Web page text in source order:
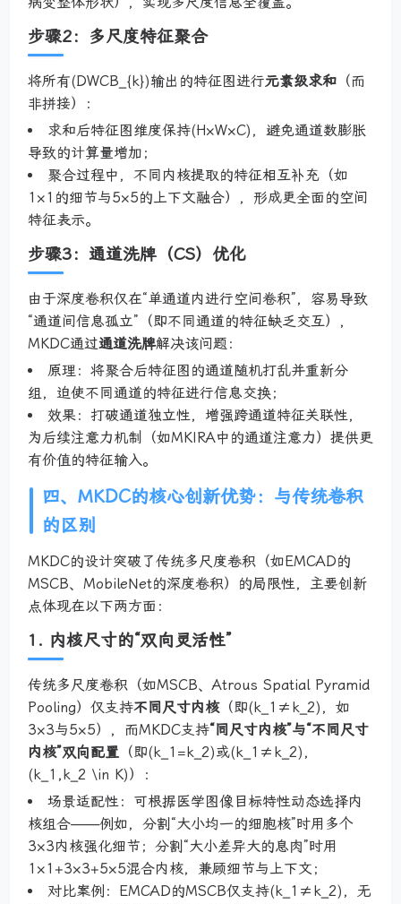
步骤2：多尺度特征聚合
将所有(DWCB_{k})输出的特征图进行元素级求和 （而
非拼接）：
求和后特征图维度保持(H×W×C)，避免通道数膨胀
导致的计算量增加；
聚合过程中，不同内核提取的特征相互补充（如
1×1的细节与5×5的上下文融合），形成更全面的空间
特征表示。
步骤3：通道洗牌（CS）优化
由于深度卷积仅在“单通道内进行空间卷积”，容易导致
“通道间信息孤立”（即不同通道的特征缺乏交互），
MKDC通过通道洗牌解决该问题：
原理：将聚合后特征图的通道随机打乱并重新分
组，迫使不同通道的特征进行信息交换；
效果：打破通道独立性，增强跨通道特征关联性，
为后续注意力机制（如MKIRA中的通道注意力）提供更
有价值的特征输入。
四、MKDC的核心创新优势：与传统卷积
的区别
MKDC的设计突破了传统多尺度卷积（如EMCAD的
MSCB、MobileNet的深度卷积）的局限性，主要创新
点体现在以下两方面：
1. 内核尺寸的“双向灵活性”
传统多尺度卷积（如MSCB、Atrous Spatial Pyramid
Pooling）仅支持不同尺寸内核（即(k_1≠k_2)，如
3×3与5×5），而MKDC支持“同尺寸内核”与“不同尺寸
内核”双向配置 （即(k_1=k_2)或(k_1≠k_2)，
(k_1,k_2 \in K)）：
场景适配性：可根据医学图像目标特性动态选择内
核组合——例如，分割“大小均一的细胞核”时用多个
3×3内核强化细节；分割“大小差异大的息肉”时用
1×1+3×3+5×5混合内核，兼顾细节与上下文；
对比案例：EMCAD的MSCB仅支持(k_1≠k_2)，无